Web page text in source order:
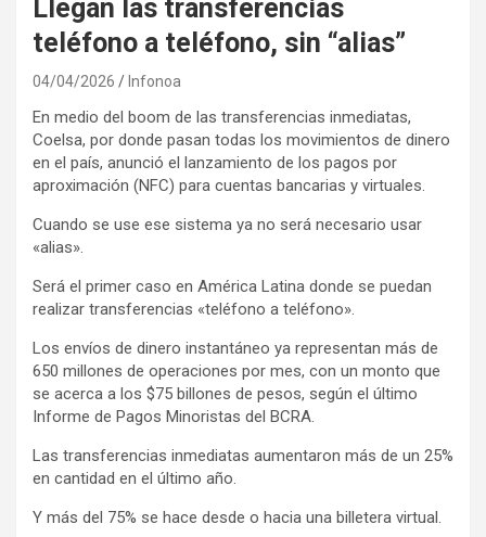
Llegan las transferencias
teléfono a teléfono, sin “alias”
04/04/2026 Infonoa
En medio del boom de las transferencias inmediatas,
Coelsa, por donde pasan todas los movimientos de dinero
en el país, anunció el lanzamiento de los pagos por
aproximación (NFC) para cuentas bancarias y virtuales.
Cuando se use ese sistema ya no será necesario usar
«alias».
Será el primer caso en América Latina donde se puedan
realizar transferencias «teléfono a teléfono».
Los envíos de dinero instantáneo ya representan más de
650 millones de operaciones por mes, con un monto que
se acerca a los $75 billones de pesos, según el último
Informe de Pagos Minoristas del BCRA.
Las transferencias inmediatas aumentaron más de un 25%
en cantidad en el último año.
Y más del 75% se hace desde o hacia una billetera virtual.